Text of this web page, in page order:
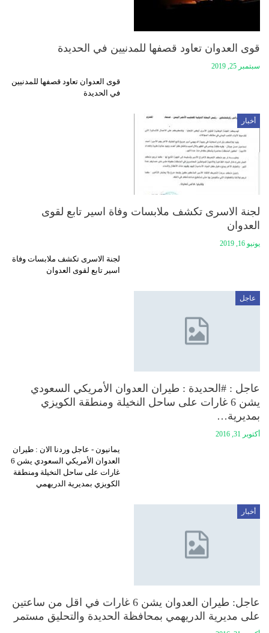
قوى العدوان تعاود قصفها للمدنيين في الحديدة
سبتمبر 25, 2019
قوى العدوان تعاود قصفها للمدنيين
في الحديدة
أخبار
لجنة الاسرى تكشف ملابسات وفاة اسير تابع لقوى
العدوان
يونيو 16, 2019
لجنة الاسرى تكشف ملابسات وفاة
اسير تابع لقوى العدوان
عاجل
عاجل : #الحديدة : طيران العدوان الأمريكي السعودي
يشن 6 غارات على ساحل النخيلة ومنطقة الكويزي
بمديرية…
أكتوبر 31, 2016
يمانيون - عاجل وردنا الان : طيران
العدوان الأمريكي السعودي يشن 6
غارات على ساحل النخيلة ومنطقة
الكويزي بمديرية الدريهمي
أخبار
عاجل: طيران العدوان يشن 6 غارات في اقل من ساعتين
على مديرية الدريهمي بمحافظة الحديدة والتحليق مستمر